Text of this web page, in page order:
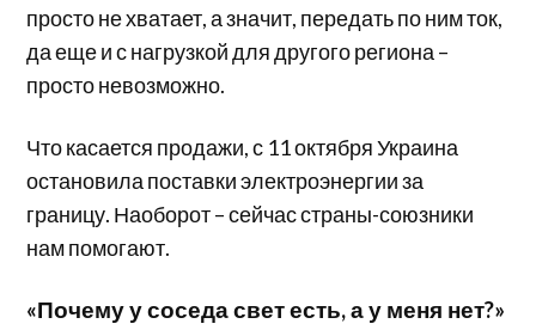
просто не хватает, а значит, передать по ним ток,
да еще и с нагрузкой для другого региона –
просто невозможно.
Что касается продажи, с 11 октября Украина
остановила поставки электроэнергии за
границу. Наоборот – сейчас страны-союзники
нам помогают.
«Почему у соседа свет есть, а у меня нет?»